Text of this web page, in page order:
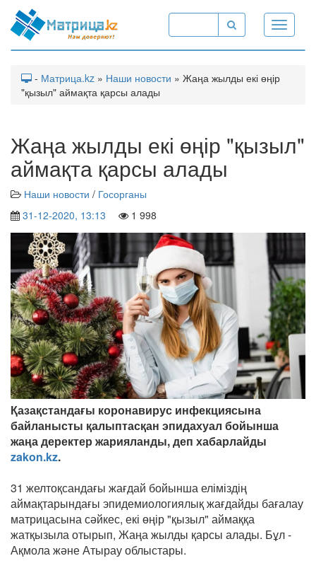
Toggle
- Матрица.kz » Наши новости » Жаңа жылды екі өңір
"қызыл" аймақта қарсы алады
Жаңа жылды екі өңір "қызыл"
аймақта қарсы алады
Наши новости / Госорганы
31-12-2020, 13:13
1 998
Қазақстандағы коронавирус инфекциясына
байланысты қалыптасқан эпидахуал бойынша
жаңа деректер жарияланды, деп хабарлайды
zakon.kz.
31 желтоқсандағы жағдай бойынша еліміздің
аймақтарындағы эпидемиологиялық жағдайды бағалау
матрицасына сәйкес, екі өңір "қызыл" аймаққа
жатқызыла отырып, Жаңа жылды қарсы алады. Бұл -
Ақмола және Атырау облыстары.